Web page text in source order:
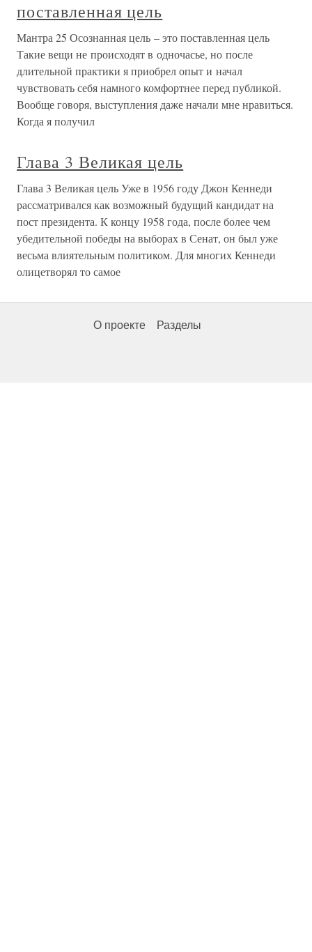
поставленная цель
Мантра 25 Осознанная цель – это поставленная цель
Такие вещи не происходят в одночасье, но после
длительной практики я приобрел опыт и начал
чувствовать себя намного комфортнее перед публикой.
Вообще говоря, выступления даже начали мне нравиться.
Когда я получил
Глава 3 Великая цель
Глава 3 Великая цель Уже в 1956 году Джон Кеннеди
рассматривался как возможный будущий кандидат на
пост президента. К концу 1958 года, после более чем
убедительной победы на выборах в Сенат, он был уже
весьма влиятельным политиком. Для многих Кеннеди
олицетворял то самое
О проекте Разделы